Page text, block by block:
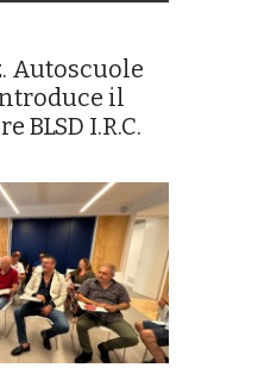
Autoscuole
il
BLSD I.R.C.